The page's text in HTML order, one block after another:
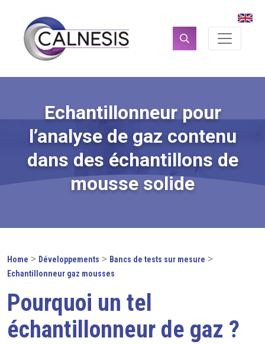
Echantillonneur pour
l’analyse de gaz contenu
dans des échantillons de
mousse solide
Home > Développements > Bancs de tests sur mesure >
Echantillonneur gaz mousses
Pourquoi un tel
échantillonneur de gaz ?